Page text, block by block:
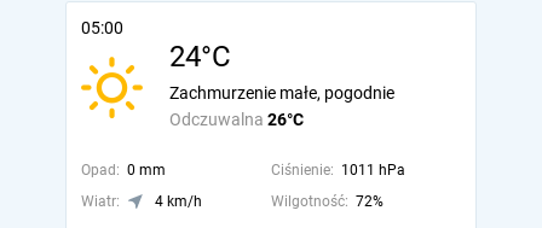
05:00
24°C
Odczuwalna 26°C
Zachmurzenie małe, pogodnie
Opad: 0 mm Ciśnienie: 1011 hPa
Wiatr:
4 km/h Wilgotność: 72%